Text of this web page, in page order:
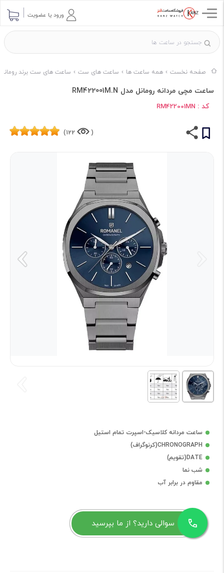
ورود یا عضویت
صفحه نخست همه ساعت ها ساعت های ست ساعت های ست برند رومانل
ساعت مچی مردانه رومانل مدل RM422001M.N
کد : RM422001MN
(
122)
ساعت مردانه کلاسیک-اسپرت تمام استیل
CHRONOGRAPH(کرنوگراف)
DATE(تقویم)
شب نما
مقاوم در برابر آب
سوالی دارید؟ از ما بپرسید